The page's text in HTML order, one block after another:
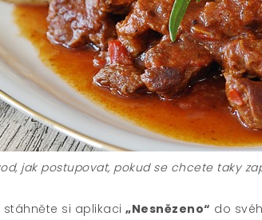
jak postupovat, pokud se chcete taky
stáhněte si aplikaci „Nesnězeno“ do